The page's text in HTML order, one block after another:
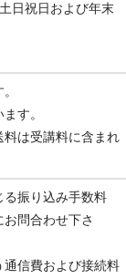
日祝日および年末
す。
料は受講料に含まれ
る振り込み手数料
お問合わせ下さ
通信費および接続料